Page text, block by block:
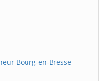
Bourg-en-Bresse